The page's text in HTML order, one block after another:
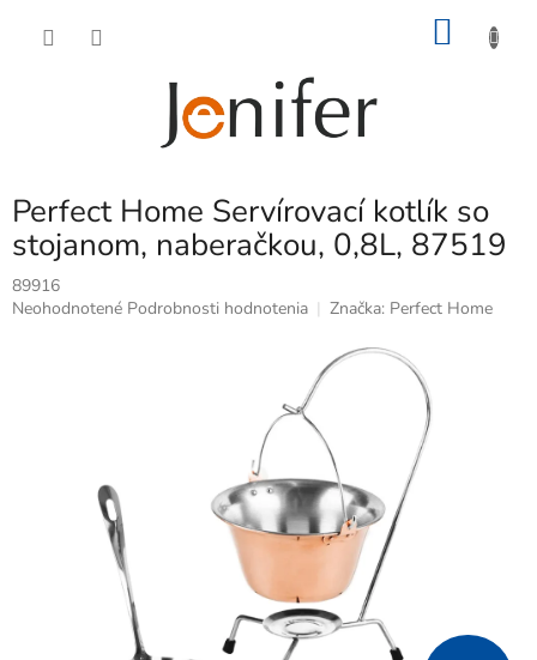
Perfect Home Servírovací kotlík so
stojanom, naberačkou, 0,8L, 87519
89916
Priemerné
Neohodnotené Podrobnosti hodnotenia Značka: Perfect Home